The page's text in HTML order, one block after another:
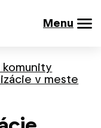
Menu
komunity
v meste